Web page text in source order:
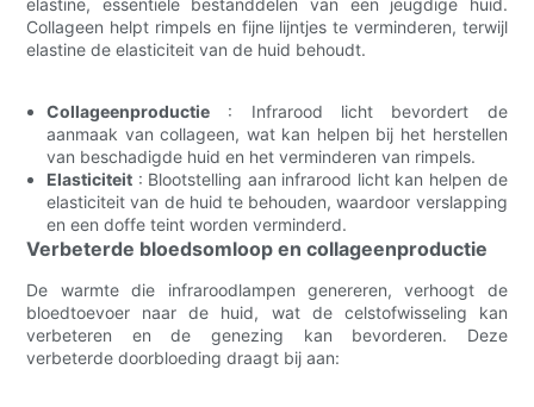
Collageen helpt rimpels en fijne lijntjes te verminderen, terwijl
elastine de elasticiteit van de huid behoudt.
Collageenproductie : Infrarood licht bevordert de
aanmaak van collageen, wat kan helpen bij het herstellen
van beschadigde huid en het verminderen van rimpels.
Elasticiteit : Blootstelling aan infrarood licht kan helpen de
elasticiteit van de huid te behouden, waardoor verslapping
en een doffe teint worden verminderd.
Verbeterde bloedsomloop en collageenproductie
De warmte die infraroodlampen genereren, verhoogt de
bloedtoevoer naar de huid, wat de celstofwisseling kan
verbeteren en de genezing kan bevorderen. Deze
verbeterde doorbloeding draagt ​​bij aan: